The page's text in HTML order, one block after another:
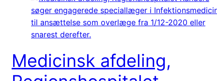
Medicinsk afdeling,